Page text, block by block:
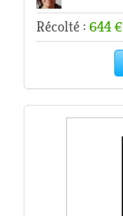
Récolté : 644 €